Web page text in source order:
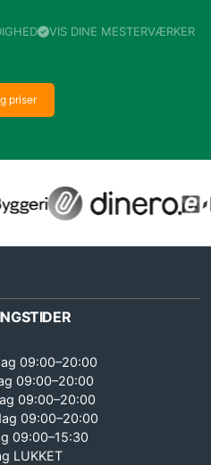
VIS DINE MESTERVÆRKER
priser
09:00–20:00
09:00–20:00
09:00–20:00
09:00–20:00
09:00–15:30
LUKKET